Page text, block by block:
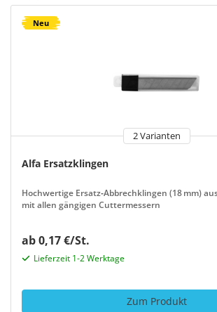
Neu
2 Varianten
Alfa Ersatzklingen
Hochwertige Ersatz‑Abbrechklingen (18 mm)
mit allen gängigen Cuttermessern
ab 0,17 €/St.
Lieferzeit 1-2 Werktage
Zum Produkt